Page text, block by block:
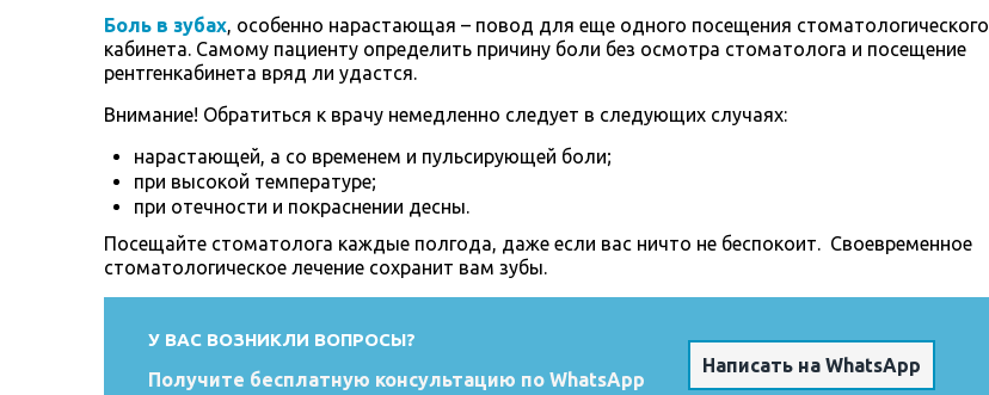
Боль в зубах, особенно нарастающая – повод для еще одного посещения стоматологического
кабинета. Самому пациенту определить причину боли без осмотра стоматолога и посещение
рентгенкабинета вряд ли удастся.
Внимание! Обратиться к врачу немедленно следует в следующих случаях:
нарастающей, а со временем и пульсирующей боли;
при высокой температуре;
при отечности и покраснении десны.
Посещайте стоматолога каждые полгода, даже если вас ничто не беспокоит. Своевременное
стоматологическое лечение сохранит вам зубы.
У ВАС ВОЗНИКЛИ ВОПРОСЫ?
Получите бесплатную консультацию по WhatsApp
Написать на WhatsApp